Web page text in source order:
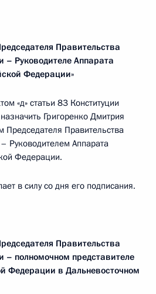
Правительства
– Руководителе Аппарата
Федерации»
«д» статьи 83 Конституции
Григоренко Дмитрия
Правительства
Руководителем Аппарата
Федерации.
в силу со дня его подписания.
Правительства
– полномочном представителе
Федерации в Дальневосточном